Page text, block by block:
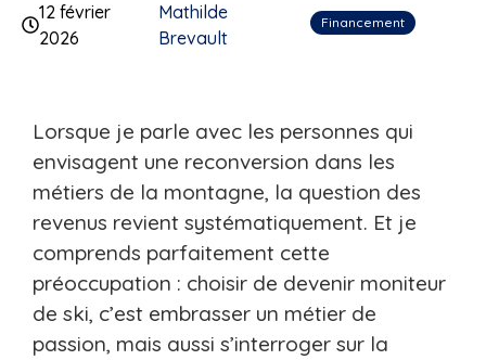
12 février
2026
Mathilde
Brevault
Financement
Lorsque je parle avec les personnes qui
envisagent une reconversion dans les
métiers de la montagne, la question des
revenus revient systématiquement. Et je
comprends parfaitement cette
préoccupation : choisir de devenir moniteur
de ski, c’est embrasser un métier de
passion, mais aussi s’interroger sur la